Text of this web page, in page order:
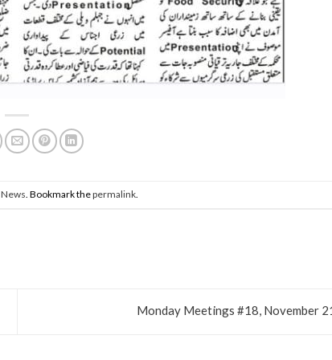
News. Bookmark thepermalink.
Monday Meetings #18, November